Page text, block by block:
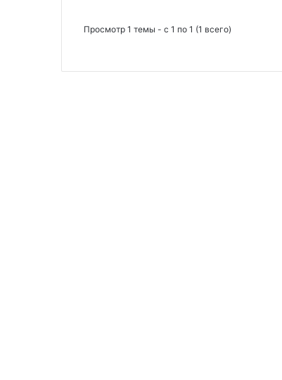
Просмотр 1 темы - с 1 по 1 (1 всего)